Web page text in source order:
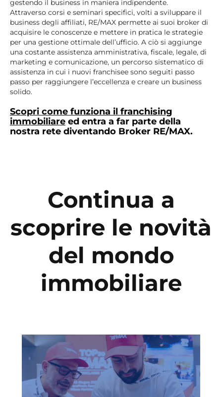
gestendo il business in maniera indipendente.
Attraverso corsi e seminari specifici, volti a sviluppare il
business degli affiliati, RE/MAX permette ai suoi broker di
acquisire le conoscenze e mettere in pratica le strategie
per una gestione ottimale dell’ufficio. A ciò si aggiunge
una costante assistenza amministrativa, fiscale, legale, di
marketing e comunicazione, un percorso sistematico di
assistenza in cui i nuovi franchisee sono seguiti passo
passo per raggiungere l’eccellenza e creare un business
solido.
Scopri come funziona il franchising
immobiliare ed entra a far parte della
nostra rete diventando Broker RE/MAX.
Continua a
scoprire le novità
del mondo
immobiliare